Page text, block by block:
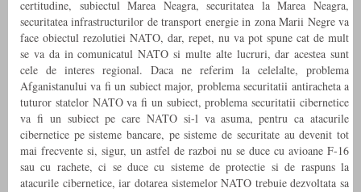
certitudine, subiectul Marea Neagra, securitatea la Marea Neagra,
securitatea infrastructurilor de transport energie in zona Marii Negre va
face obiectul rezolutiei NATO, dar, repet, nu va pot spune cat de mult
se va da in comunicatul NATO si multe alte lucruri, dar acestea sunt
cele de interes regional. Daca ne referim la celelalte, problema
Afganistanului va fi un subiect major, problema securitatii antiracheta a
tuturor statelor NATO va fi un subiect, problema securitatii cibernetice
va fi un subiect pe care NATO si-l va asuma, pentru ca atacurile
cibernetice pe sisteme bancare, pe sisteme de securitate au devenit tot
mai frecvente si, sigur, un astfel de razboi nu se duce cu avioane F-16
sau cu rachete, ci se duce cu sisteme de protectie si de raspuns la
atacurile cibernetice, iar dotarea sistemelor NATO trebuie dezvoltata sa